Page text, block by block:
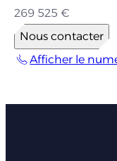
269 525 €
Nous contacter
Afficher le